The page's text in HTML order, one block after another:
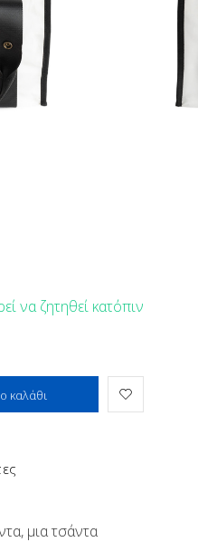
να ζητηθεί κατόπιν
καλάθι
καλάθι
μια τσάντα